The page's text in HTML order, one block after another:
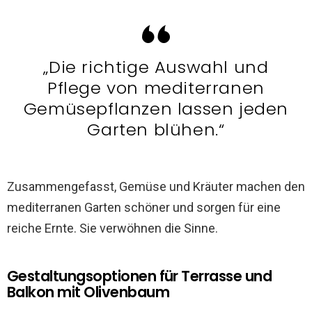
„Die richtige Auswahl und
Pflege von mediterranen
Gemüsepflanzen lassen jeden
Garten blühen.“
Zusammengefasst, Gemüse und Kräuter machen den
mediterranen Garten schöner und sorgen für eine
reiche Ernte. Sie verwöhnen die Sinne.
Gestaltungsoptionen für Terrasse und
Balkon mit Olivenbaum